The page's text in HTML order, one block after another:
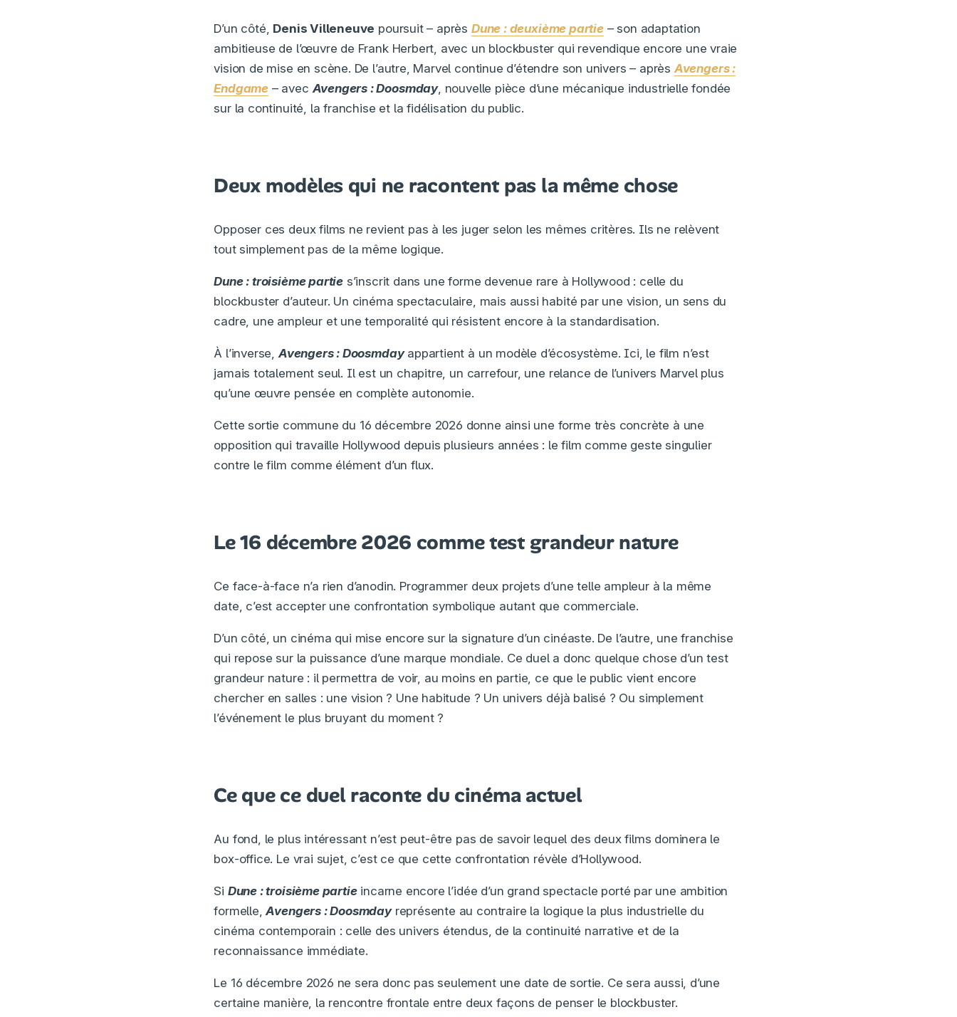
D’un côté, Denis Villeneuve poursuit – après Dune : deuxième partie– son adaptation
ambitieuse de l’œuvre de Frank Herbert, avec un blockbuster qui revendique encore une vraie
vision de mise en scène. De l’autre, Marvel continue d’étendre son univers – aprèsAvengers :
Endgame – avecAvengers : Doosmday, nouvelle pièce d’une mécanique industrielle fondée
sur la continuité, la franchise et la fidélisation du public.
Deux modèles qui ne racontent pas la même chose
Opposer ces deux films ne revient pas à les juger selon les mêmes critères. Ils ne relèvent
tout simplement pas de la même logique.
Dune : troisième partie s’inscrit dans une forme devenue rare à Hollywood : celle du
blockbuster d’auteur. Un cinéma spectaculaire, mais aussi habité par une vision, un sens du
cadre, une ampleur et une temporalité qui résistent encore à la standardisation.
À l’inverse,Avengers : Doosmdayappartient à un modèle d’écosystème. Ici, le film n’est
jamais totalement seul. Il est un chapitre, un carrefour, une relance de l’univers Marvel plus
qu’une œuvre pensée en complète autonomie.
Cette sortie commune du 16 décembre 2026 donne ainsi une forme très concrète à une
opposition qui travaille Hollywood depuis plusieurs années : le film comme geste singulier
contre le film comme élément d’un flux.
Le 16 décembre 2026 comme test grandeur nature
Ce face-à-face n’a rien d’anodin. Programmer deux projets d’une telle ampleur à la même
date, c’est accepter une confrontation symbolique autant que commerciale.
D’un côté, un cinéma qui mise encore sur la signature d’un cinéaste. De l’autre, une franchise
qui repose sur la puissance d’une marque mondiale. Ce duel a donc quelque chose d’un test
grandeur nature : il permettra de voir, au moins en partie, ce que le public vient encore
chercher en salles : une vision ? Une habitude ? Un univers déjà balisé ? Ou simplement
l’événement le plus bruyant du moment ?
Ce que ce duel raconte du cinéma actuel
Au fond, le plus intéressant n’est peut-être pas de savoir lequel des deux films dominera le
box-office. Le vrai sujet, c’est ce que cette confrontation révèle d’Hollywood.
Si Dune : troisième partieincarne encore l’idée d’un grand spectacle porté par une ambition
formelle,Avengers : Doosmdayreprésente au contraire la logique la plus industrielle du
cinéma contemporain : celle des univers étendus, de la continuité narrative et de la
reconnaissance immédiate.
Le 16 décembre 2026 ne sera donc pas seulement une date de sortie. Ce sera aussi, d’une
certaine manière, la rencontre frontale entre deux façons de penser le blockbuster.